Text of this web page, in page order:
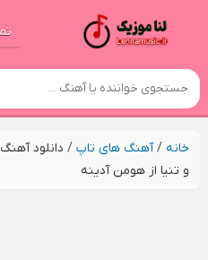
خانه/آهنگ های تاپ/ دانلود
و تنیا از هومن آدینه